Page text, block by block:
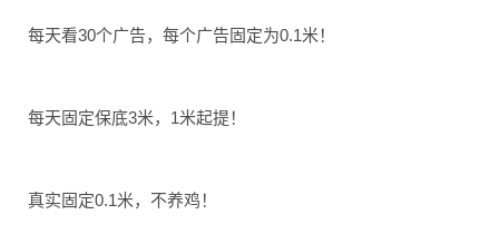
每天看30个广告，每个广告固定为0.1米！
每天固定保底3米，1米起提！
真实固定0.1米，不养鸡！